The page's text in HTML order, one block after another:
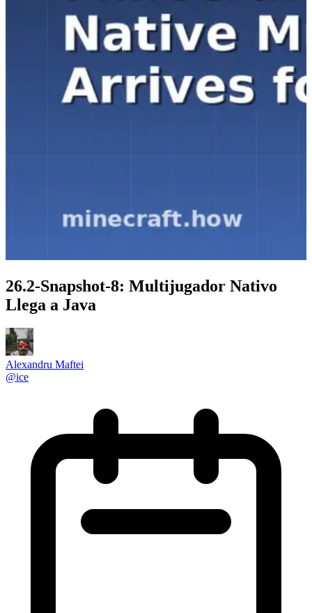
26.2-Snapshot-8: Multijugador Nativo
Llega a Java
Alexandru Maftei
@ice